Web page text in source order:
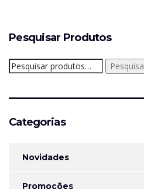
Pesquisar Produtos
Pesquisar
por:
Pesquisa
Categorias
Novidades
Promoções